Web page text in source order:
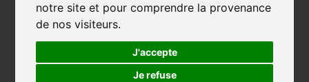
notre site et pour comprendre la provenance
de nos visiteurs.
J'accepte
Je refuse